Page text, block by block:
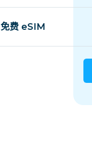
免费 eSIM